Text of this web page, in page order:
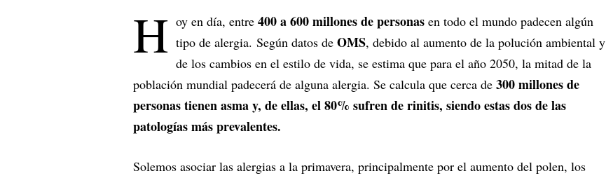
H oy en día, entre 400 a 600 millones de personas en todo el mundo padecen algún
tipo de alergia. Según datos de OMS, debido al aumento de la polución ambiental y
de los cambios en el estilo de vida, se estima que para el año 2050, la mitad de la
población mundial padecerá de alguna alergia. Se calcula que cerca de 300 millones de
personas tienen asma y, de ellas, el 80% sufren de rinitis, siendo estas dos de las
patologías más prevalentes.
Solemos asociar las alergias a la primavera, principalmente por el aumento del polen, los